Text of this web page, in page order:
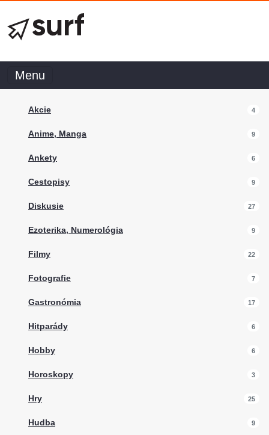
Menu
Akcie 4
Anime, Manga 9
Ankety 6
Cestopisy 9
Diskusie 27
Ezoterika, Numerológia 9
Filmy 22
Fotografie 7
Gastronómia 17
Hitparády 6
Hobby 6
Horoskopy 3
Hry 25
Hudba 9